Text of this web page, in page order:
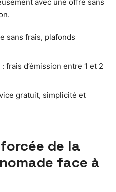
avec une offre sans
sans frais, plafonds
frais d’émission entre 1 et 2
gratuit, simplicité et
de la
face à